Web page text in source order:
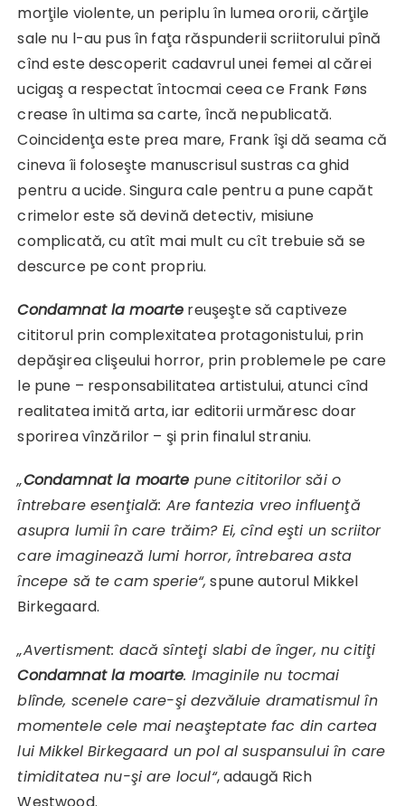
morţile violente, un periplu în lumea ororii, cărţile
sale nu l-au pus în faţa răspunderii scriitorului pînă
cînd este descoperit cadavrul unei femei al cărei
ucigaş a respectat întocmai ceea ce Frank Føns
crease în ultima sa carte, încă nepublicată.
Coincidenţa este prea mare, Frank îşi dă seama că
cineva îi foloseşte manuscrisul sustras ca ghid
pentru a ucide. Singura cale pentru a pune capăt
crimelor este să devină detectiv, misiune
complicată, cu atît mai mult cu cît trebuie să se
descurce pe cont propriu.
Condamnat la moarte reuşeşte să captiveze
cititorul prin complexitatea protagonistului, prin
depăşirea clişeului horror, prin problemele pe care
le pune – responsabilitatea artistului, atunci cînd
realitatea imită arta, iar editorii urmăresc doar
sporirea vînzărilor – şi prin finalul straniu.
„Condamnat la moarte pune cititorilor săi o
întrebare esenţială: Are fantezia vreo influenţă
asupra lumii în care trăim? Ei, cînd eşti un scriitor
care imaginează lumi horror, întrebarea asta
începe să te cam sperie“, spune autorul Mikkel
Birkegaard.
„Avertisment: dacă sînteţi slabi de înger, nu citiţi
Condamnat la moarte. Imaginile nu tocmai
blînde, scenele care-şi dezvăluie dramatismul în
momentele cele mai neaşteptate fac din cartea
lui Mikkel Birkegaard un pol al suspansului în care
timiditatea nu-şi are locul“, adaugă Rich